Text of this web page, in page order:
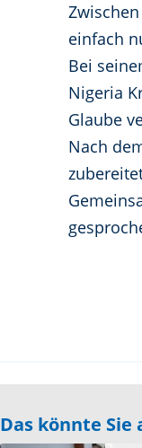
einfach
Bei
Nigeria
Glaube
Nach
Das könnte